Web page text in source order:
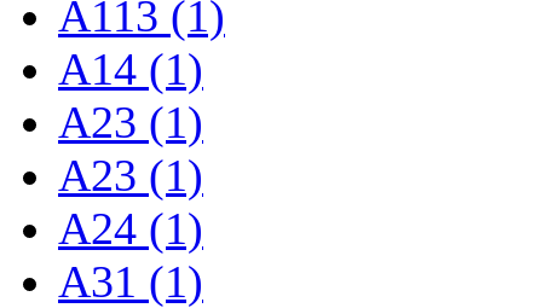
A113 (1)
A14 (1)
A23 (1)
A23 (1)
A24 (1)
A31 (1)